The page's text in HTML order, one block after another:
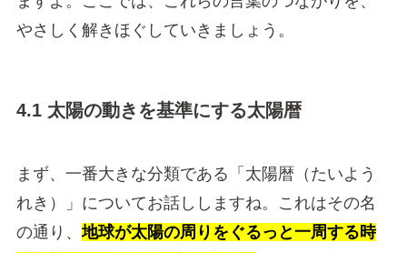
やさしく解きほぐしていきましょう。
4.1 太陽の動きを基準にする太陽暦
まず、一番大きな分類である「太陽暦（たいよう
れき）」についてお話ししますね。これはその名
の通り、地球が太陽の周りをぐるっと一周する時